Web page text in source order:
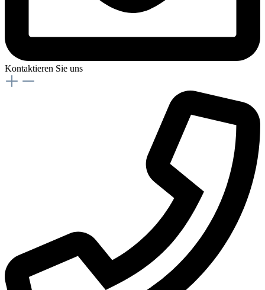
Kontaktieren Sie uns